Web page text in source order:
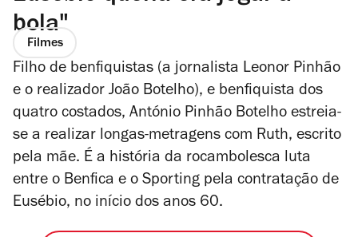
bola"
Filmes
Filho de benfiquistas (a jornalista Leonor Pinhão
e o realizador João Botelho), e benfiquista dos
quatro costados, António Pinhão Botelho estreia-
se a realizar longas-metragens com Ruth, escrito
pela mãe. É a história da rocambolesca luta
entre o Benfica e o Sporting pela contratação de
Eusébio, no início dos anos 60.